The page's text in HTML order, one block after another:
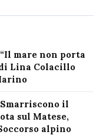
“Il mare non porta
Lina Colacillo
Smarriscono il
sul Matese,
alpino